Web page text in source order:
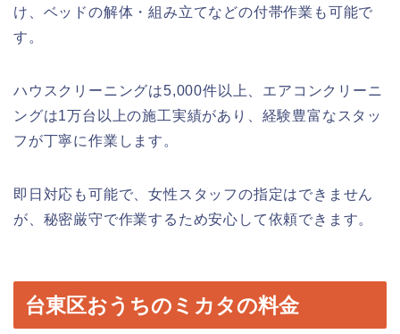
け、ベッドの解体・組み立てなどの付帯作業も可能で
す。
ハウスクリーニングは5,000件以上、エアコンクリーニ
ングは1万台以上の施工実績があり、経験豊富なスタッ
フが丁寧に作業します。
即日対応も可能で、女性スタッフの指定はできません
が、秘密厳守で作業するため安心して依頼できます。
台東区おうちのミカタの料金